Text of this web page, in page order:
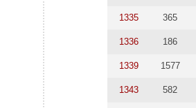
1335 365
1336 186
1339 1577
1343 582